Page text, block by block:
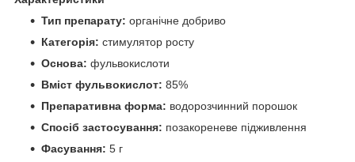
Тип препарату: органічне добриво
Категорія: стимулятор росту
Основа: фульвокислоти
Вміст фульвокислот: 85%
Препаративна форма: водорозчинний порошок
Спосіб застосування: позакореневе підживлення
Фасування: 5 г